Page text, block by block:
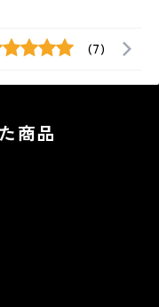
(7)
商品